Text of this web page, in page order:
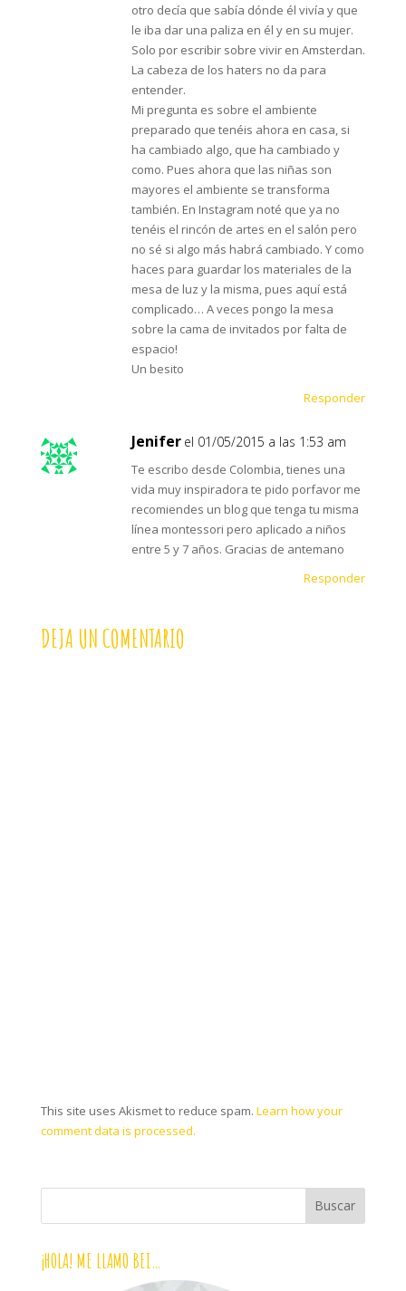
otro decía que sabía dónde él vivía y que
le iba dar una paliza en él y en su mujer.
Solo por escribir sobre vivir en Amsterdan.
La cabeza de los haters no da para
entender.
Mi pregunta es sobre el ambiente
preparado que tenéis ahora en casa, si
ha cambiado algo, que ha cambiado y
como. Pues ahora que las niñas son
mayores el ambiente se transforma
también. En Instagram noté que ya no
tenéis el rincón de artes en el salón pero
no sé si algo más habrá cambiado. Y como
haces para guardar los materiales de la
mesa de luz y la misma, pues aquí está
complicado… A veces pongo la mesa
sobre la cama de invitados por falta de
espacio!
Un besito
Responder
Jenifer el 01/05/2015 a las 1:53 am
Te escribo desde Colombia, tienes una
vida muy inspiradora te pido porfavor me
recomiendes un blog que tenga tu misma
línea montessori pero aplicado a niños
entre 5 y 7 años. Gracias de antemano
Responder
DEJA UN COMENTARIO
This site uses Akismet to reduce spam. Learn how your
comment data is processed.
¡HOLA! ME LLAMO BEI…